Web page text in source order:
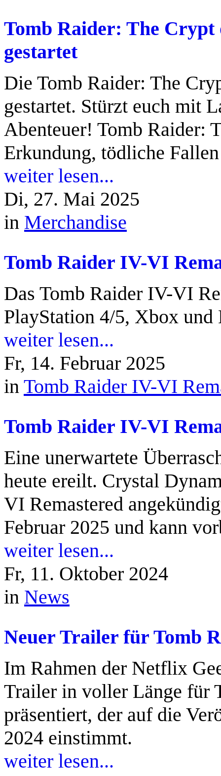
Tomb Raider: The
gestartet
Die Tomb Raider: The
gestartet. Stürzt euch mit
Abenteuer! Tomb Raider:
Erkundung, tödliche
weiter lesen...
Di, 27. Mai 2025
in Merchandise
Tomb Raider IV-VI
Das Tomb Raider IV-VI
PlayStation 4/5, Xbox
weiter lesen...
Fr, 14. Februar 2025
in Tomb Raider IV-VI
Tomb Raider IV-VI
Eine unerwartete
heute ereilt. Crystal
VI Remastered
Februar 2025 und kann
weiter lesen...
Fr, 11. Oktober 2024
in News
Neuer Trailer für Tomb
Im Rahmen der Netflix
Trailer in voller Länge für
präsentiert, der auf die
2024 einstimmt.
weiter lesen...